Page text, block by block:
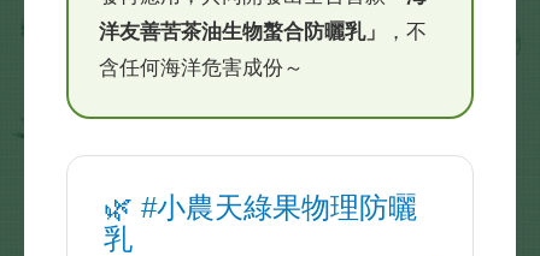
洋友善苦茶油生物螯合防曬乳」
，不
含任何海洋危害成份～
🌿 #小農天綠果物理防曬
乳